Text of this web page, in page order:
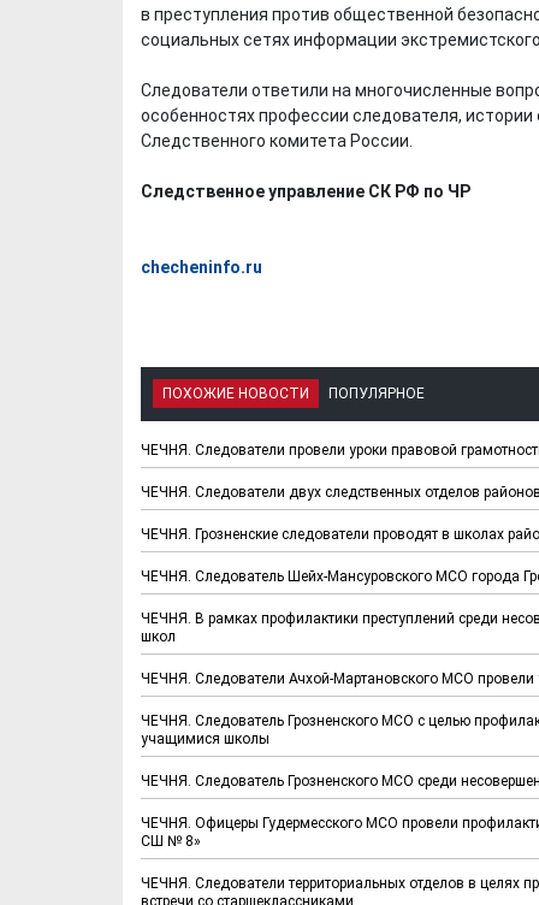
в преступления против общественной
социальных сетях информации
Следователи ответили на многочисленные
особенностях профессии следователя,
Следственного комитета России.
Следственное управление СК РФ по ЧР
checheninfo.ru
ПОХОЖИЕ НОВОСТИ ПОПУЛЯРНОЕ
ЧЕЧНЯ. Следователи провели уроки правовой
ЧЕЧНЯ. Следователи двух следственных отделов
ЧЕЧНЯ. Грозненские следователи проводят в школах
ЧЕЧНЯ. Следователь Шейх-Мансуровского МСО города
ЧЕЧНЯ. В рамках профилактики преступлений среди
школ
ЧЕЧНЯ. Следователи Ачхой-Мартановского МСО
ЧЕЧНЯ. Следователь Грозненского МСО с целью
учащимися школы
ЧЕЧНЯ. Следователь Грозненского МСО среди
ЧЕЧНЯ. Офицеры Гудермесского МСО провели
СШ № 8»
ЧЕЧНЯ. Следователи территориальных отделов в целях
встречи со старшеклассниками